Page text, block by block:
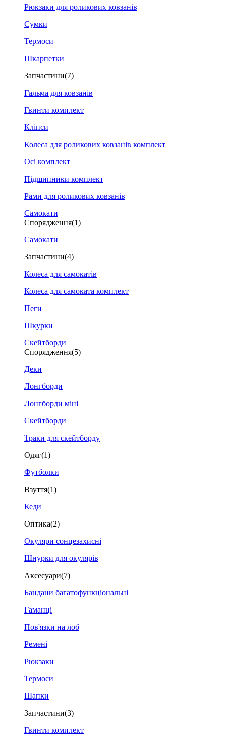
Рюкзаки для роликових ковзанів
Сумки
Термоси
Шкарпетки
Запчастини(7)
Гальма для ковзанів
Гвинти комплект
Кліпси
Колеса для роликових ковзанів комплект
Осі комплект
Підшипники комплект
Рами для роликових ковзанів
Самокати
Спорядження(1)
Самокати
Запчастини(4)
Колеса для самокатів
Колеса для самоката комплект
Пеги
Шкурки
Скейтборди
Спорядження(5)
Деки
Лонгборди
Лонгборди міні
Скейтборди
Траки для скейтборду
Одяг(1)
Футболки
Взуття(1)
Кеди
Оптика(2)
Окуляри сонцезахисні
Шнурки для окулярів
Аксесуари(7)
Бандани багатофункціональні
Гаманці
Пов'язки на лоб
Ремені
Рюкзаки
Термоси
Шапки
Запчастини(3)
Гвинти комплект